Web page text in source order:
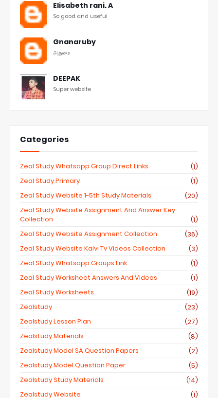
Elisabeth rani. A
So good and useful
Gnanaruby
அருமை
DEEPAK
Super website
Categories
Zeal Study Whatsapp Group Direct Links
(1)
Zeal Study Primary
(1)
Zeal Study Website 1-5th Study Materials
(20)
Zeal Study Website Assignment And Answer Key
Collection
(1)
Zeal Study Website Assignment Collection
(36)
Zeal Study Website Kalvi Tv Videos Collection
(3)
Zeal Study Whatsapp Groups Link
(1)
Zeal Study Worksheet Answers And Videos
(1)
Zeal Study Worksheets
(19)
Zealstudy
(23)
Zealstudy Lesson Plan
(27)
Zealstudy Materials
(8)
Zealstudy Model SA Question Papers
(2)
Zealstudy Model Question Paper
(5)
Zealstudy Study Materials
(14)
Zealstudy Website
(1)